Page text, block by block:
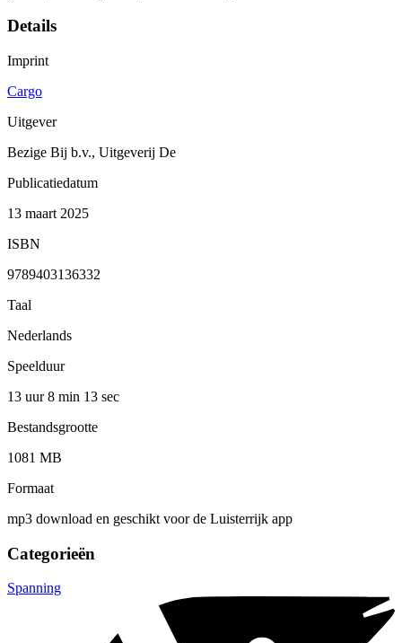
Details
Imprint
Cargo
Uitgever
Bezige Bij b.v., Uitgeverij De
Publicatiedatum
13 maart 2025
ISBN
9789403136332
Taal
Nederlands
Speelduur
13 uur 8 min 13 sec
Bestandsgrootte
1081 MB
Formaat
mp3 download en geschikt voor de Luisterrijk app
Categorieën
Spanning